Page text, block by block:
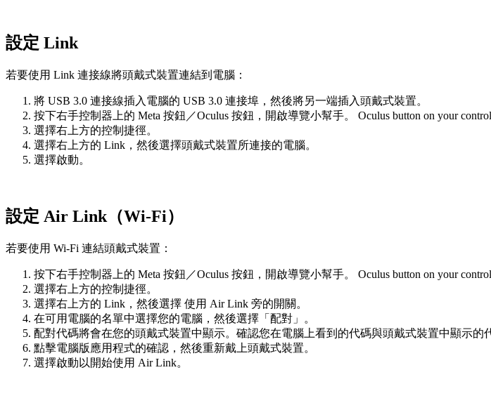
設定 Link
若要使用 Link 連接線將頭戴式裝置連結到電腦：
將 USB 3.0 連接線插入電腦的 USB 3.0 連接埠，然後將另一端插入頭戴式裝置。
按下右手控制器上的 Meta 按鈕 ／Oculus 按鈕 ，開啟導覽小幫手。 Oculus button on your
選擇右上方的控制捷徑。
選擇右上方的 Link ，然後選擇頭戴式裝置所連接的電腦。
選擇啟動。
設定 Air Link（Wi-Fi）
若要使用 Wi-Fi 連結頭戴式裝置：
按下右手控制器上的 Meta 按鈕 ／Oculus 按鈕 ，開啟導覽小幫手。 Oculus button on your
選擇右上方的控制捷徑。
選擇右上方的 Link ，然後選擇 使用 Air Link 旁的開關。
在可用電腦的名單中選擇您的電腦，然後選擇「配對」。
配對代碼將會在您的頭戴式裝置中顯示。確認您在電腦上看到的代碼與頭戴式裝置中顯示的
點擊電腦版應用程式的確認 ，然後重新戴上頭戴式裝置。
選擇啟動 以開始使用 Air Link。